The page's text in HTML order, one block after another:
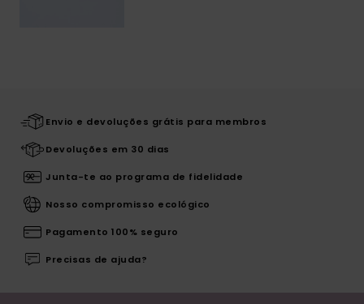
Envio e devoluções grátis para membros
Devoluções em 30 dias
Junta-te ao programa de fidelidade
Nosso compromisso ecológico
Pagamento 100% seguro
Precisas de ajuda?